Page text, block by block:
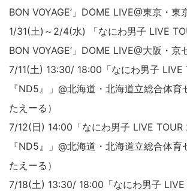
BON VOYAGE’」DOME LIVE@東京・東
1/31(土)～2/4(水) 「なにわ男子 LIVE
BON VOYAGE’」DOME LIVE@大阪・京
7/11(土) 13:30/ 18:00「なにわ男子 LIVE
『ND5』」@北海道・北海道立総合体育
たえーる）
7/12(日) 14:00「なにわ男子 LIVE
『ND5』」@北海道・北海道立総合体育
たえーる）
7/18(土) 13:30/ 18:00「なにわ男子